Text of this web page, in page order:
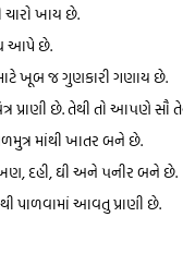
ખાય છે.
આપે છે.
ખૂબ જ ગુણકારી ગણાય છે.
પ્રાણી છે. તેથી તો આ૫ણે
માંથી ખાતર બને છે.
દહી, ઘી અને ૫નીર બને છે.
પાળવામાં આવતુ પ્રાણી છે.